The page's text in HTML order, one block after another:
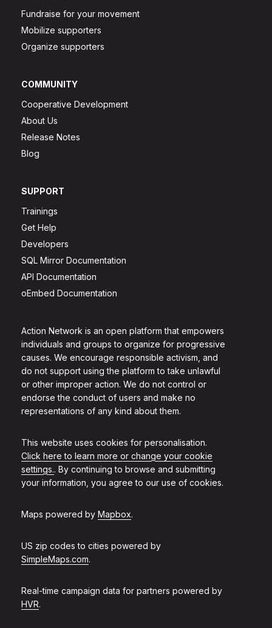
Action Network is an open platform that empowers
individuals and groups to organize for progressive
causes. We encourage responsible activism, and
do not support using the platform to take unlawful
or other improper action. We do not control or
endorse the conduct of users and make no
representations of any kind about them.
This website uses cookies for personalisation.
Click here to learn more or change your cookie
settings.. By continuing to browse and submitting
your information, you agree to our use of cookies.
Maps powered by Mapbox.
US zip codes to cities powered by
SimpleMaps.com.
Real-time campaign data for partners powered by
HVR.
Fundraise for your movement
Mobilize supporters
Organize supporters
COMMUNITY
Cooperative Development
About Us
Release Notes
Blog
SUPPORT
Trainings
Get Help
Developers
SQL Mirror Documentation
API Documentation
oEmbed Documentation